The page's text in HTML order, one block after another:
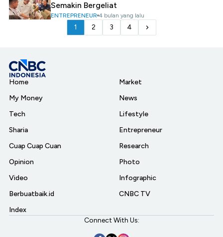
Semakin Bergeliat
ENTREPRENEUR 4 bulan yang lalu
1 2 3 4
Home
My Money
Tech
Sharia
Cuap Cuap Cuan
Opinion
Video
Berbuatbaik.id
Index
Market
News
Lifestyle
Entrepreneur
Research
Photo
Infographic
CNBC TV
Connect With Us: